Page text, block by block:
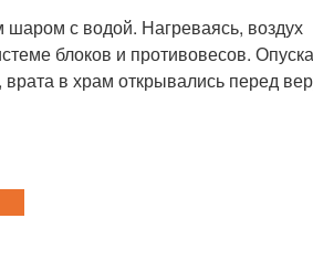
с водой. Нагреваясь, воздух
блоков и противовесов.
в храм открывались перед